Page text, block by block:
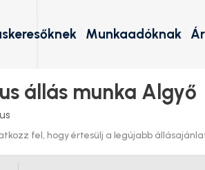
Munkaadóknak
állás munka Algyő
fel, hogy értesülj a legújabb